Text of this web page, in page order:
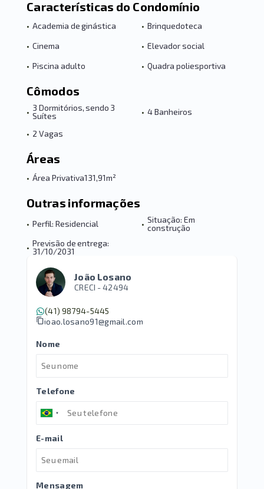
Características do Condomínio
• Academia de ginástica • Brinquedoteca
• Cinema • Elevador social
• Piscina adulto • Quadra poliesportiva
Cômodos
• 3 Dormitórios, sendo 3
Suítes
• 4 Banheiros
• 2 Vagas
Áreas
• Área Privativa131,91m²
Outras informações
• Perfil: Residencial • Situação: Em
construção
• Previsão de entrega:
31/10/2031
João Losano
CRECI -42494
(41) 98794-5445
joao.losano91@gmail.com
Nome
Telefone
E-mail
Mensagem